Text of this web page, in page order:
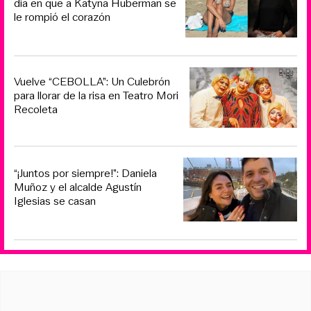
día en que a Katyna Huberman se
le rompió el corazón
Vuelve “CEBOLLA”: Un Culebrón
para llorar de la risa en Teatro Mori
Recoleta
“¡Juntos por siempre!”: Daniela
Muñoz y el alcalde Agustín
Iglesias se casan